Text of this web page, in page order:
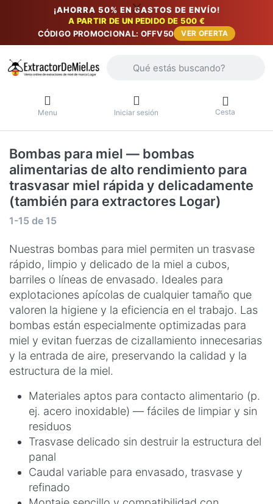
¡AHORRA 50% EN GASTOS DE ENVÍO!
A PARTIR DE UN PEDIDO DE 500 €
CÓDIGO PROMOCIONAL: OFFV50
VER OFERTA
Menu Iniciar sesión Cesta
Bombas para miel — bombas
alimentarias de alto rendimiento para
trasvasar miel rápida y delicadamente
(también para extractores Logar)
Resultados de la búsqueda:
1-15 de 15
Nuestras bombas para miel permiten un trasvase
rápido, limpio y delicado de la miel a cubos,
barriles o líneas de envasado. Ideales para
explotaciones apícolas de cualquier tamaño que
valoren la higiene y la eficiencia en el trabajo. Las
bombas están especialmente optimizadas para
miel y evitan fuerzas de cizallamiento innecesarias
y la entrada de aire, preservando la calidad y la
estructura de la miel.
Materiales aptos para contacto alimentario (p.
ej. acero inoxidable) — fáciles de limpiar y sin
residuos
Trasvase delicado sin destruir la estructura del
panal
Caudal variable para envasado, trasvase y
refinado